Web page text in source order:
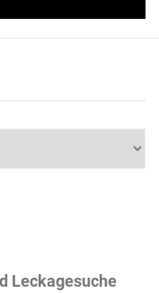
Leckagesuche